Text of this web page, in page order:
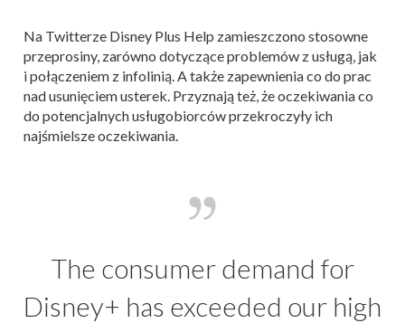
Na Twitterze Disney Plus Help zamieszczono stosowne
przeprosiny, zarówno dotyczące problemów z usługą, jak
i połączeniem z infolinią. A także zapewnienia co do prac
nad usunięciem usterek. Przyznają też, że oczekiwania co
do potencjalnych usługobiorców przekroczyły ich
najśmielsze oczekiwania.
The consumer demand for
Disney+ has exceeded our high